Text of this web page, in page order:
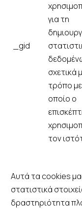
_gid
για τη
σχετικά
τρόπο
οποίο ο
τον
Αυτά τα cookies
στατιστικά
δραστηριότητα